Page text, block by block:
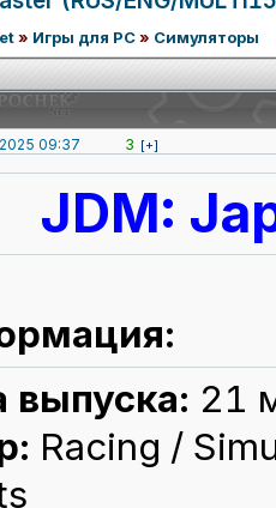
» Игры для PC» Симуляторы
09:37 3 [+]
JDM:
выпуска: 21
Racing /